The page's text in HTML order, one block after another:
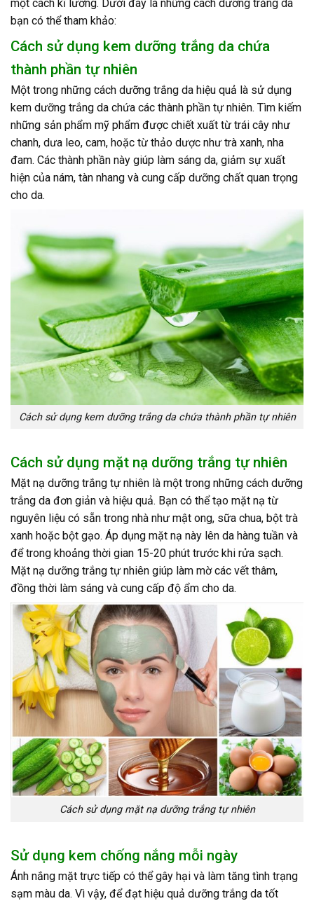
một cách kĩ lưỡng. Dưới đây là những cách dưỡng trắng da
bạn có thể tham khảo:
Cách sử dụng kem dưỡng trắng da chứa
thành phần tự nhiên
Một trong những cách dưỡng trắng da hiệu quả là sử dụng
kem dưỡng trắng da chứa các thành phần tự nhiên. Tìm kiếm
những sản phẩm mỹ phẩm được chiết xuất từ trái cây như
chanh, dưa leo, cam, hoặc từ thảo dược như trà xanh, nha
đam. Các thành phần này giúp làm sáng da, giảm sự xuất
hiện của nám, tàn nhang và cung cấp dưỡng chất quan trọng
cho da.
Cách sử dụng kem dưỡng trắng da chứa thành phần tự nhiên
Cách sử dụng mặt nạ dưỡng trắng tự nhiên
Mặt nạ dưỡng trắng tự nhiên là một trong những cách dưỡng
trắng da đơn giản và hiệu quả. Bạn có thể tạo mặt nạ từ
nguyên liệu có sẵn trong nhà như mật ong, sữa chua, bột trà
xanh hoặc bột gạo. Áp dụng mặt nạ này lên da hàng tuần và
để trong khoảng thời gian 15-20 phút trước khi rửa sạch.
Mặt nạ dưỡng trắng tự nhiên giúp làm mờ các vết thâm,
đồng thời làm sáng và cung cấp độ ẩm cho da.
Cách sử dụng mặt nạ dưỡng trắng tự nhiên
Sử dụng kem chống nắng mỗi ngày
Ánh nắng mặt trực tiếp có thể gây hại và làm tăng tình trạng
sạm màu da. Vì vậy, để đạt hiệu quả dưỡng trắng da tốt